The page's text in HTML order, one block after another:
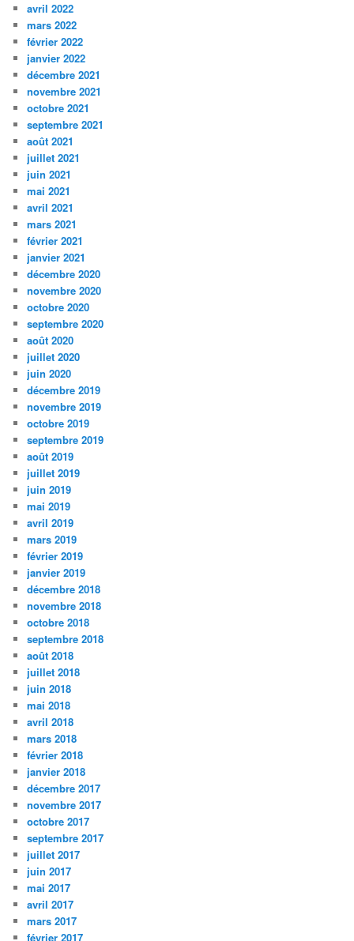
avril 2022
mars 2022
février 2022
janvier 2022
décembre 2021
novembre 2021
octobre 2021
septembre 2021
août 2021
juillet 2021
juin 2021
mai 2021
avril 2021
mars 2021
février 2021
janvier 2021
décembre 2020
novembre 2020
octobre 2020
septembre 2020
août 2020
juillet 2020
juin 2020
décembre 2019
novembre 2019
octobre 2019
septembre 2019
août 2019
juillet 2019
juin 2019
mai 2019
avril 2019
mars 2019
février 2019
janvier 2019
décembre 2018
novembre 2018
octobre 2018
septembre 2018
août 2018
juillet 2018
juin 2018
mai 2018
avril 2018
mars 2018
février 2018
janvier 2018
décembre 2017
novembre 2017
octobre 2017
septembre 2017
juillet 2017
juin 2017
mai 2017
avril 2017
mars 2017
février 2017